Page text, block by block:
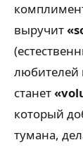
выручит
любителей
станет
который
тумана,